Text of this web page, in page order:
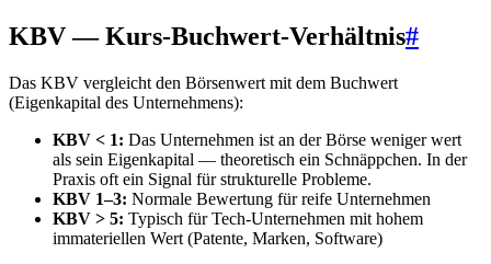
KBV — Kurs-Buchwert-Verhältnis#
Das KBV vergleicht den Börsenwert mit dem Buchwert
(Eigenkapital des Unternehmens):
KBV < 1: Das Unternehmen ist an der Börse weniger wert
als sein Eigenkapital — theoretisch ein Schnäppchen. In der
Praxis oft ein Signal für strukturelle Probleme.
KBV 1–3: Normale Bewertung für reife Unternehmen
KBV > 5: Typisch für Tech-Unternehmen mit hohem
immateriellen Wert (Patente, Marken, Software)